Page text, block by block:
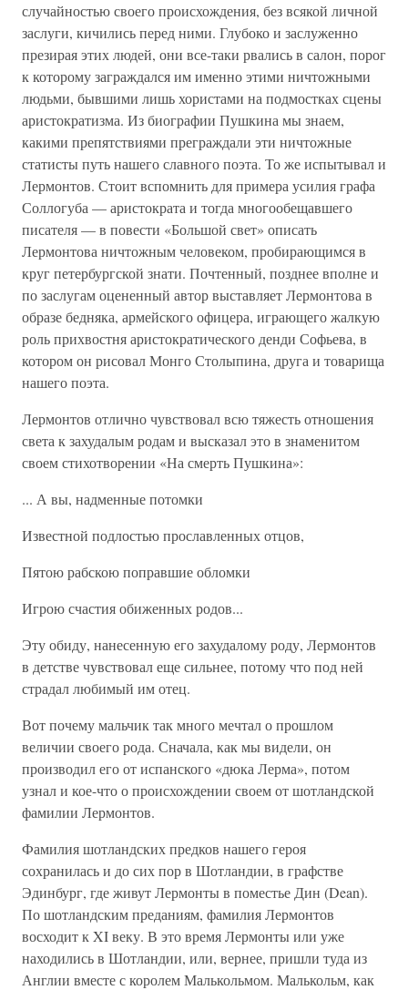
случайностью своего происхождения, без всякой личной
заслуги, кичились перед ними. Глубоко и заслуженно
презирая этих людей, они все-таки рвались в салон, порог
к которому заграждался им именно этими ничтожными
людьми, бывшими лишь хористами на подмостках сцены
аристократизма. Из биографии Пушкина мы знаем,
какими препятствиями преграждали эти ничтожные
статисты путь нашего славного поэта. То же испытывал и
Лермонтов. Стоит вспомнить для примера усилия графа
Соллогуба — аристократа и тогда многообещавшего
писателя — в повести «Большой свет» описать
Лермонтова ничтожным человеком, пробирающимся в
круг петербургской знати. Почтенный, позднее вполне и
по заслугам оцененный автор выставляет Лермонтова в
образе бедняка, армейского офицера, играющего жалкую
роль прихвостня аристократического денди Софьева, в
котором он рисовал Монго Столыпина, друга и товарища
нашего поэта.
Лермонтов отлично чувствовал всю тяжесть отношения
света к захудалым родам и высказал это в знаменитом
своем стихотворении «На смерть Пушкина»:
... А вы, надменные потомки
Известной подлостью прославленных отцов,
Пятою рабскою поправшие обломки
Игрою счастия обиженных родов...
Эту обиду, нанесенную его захудалому роду, Лермонтов
в детстве чувствовал еще сильнее, потому что под ней
страдал любимый им отец.
Вот почему мальчик так много мечтал о прошлом
величии своего рода. Сначала, как мы видели, он
производил его от испанского «дюка Лерма», потом
узнал и кое-что о происхождении своем от шотландской
фамилии Лермонтов.
Фамилия шотландских предков нашего героя
сохранилась и до сих пор в Шотландии, в графстве
Эдинбург, где живут Лермонты в поместье Дин (Dean).
По шотландским преданиям, фамилия Лермонтов
восходит к XI веку. В это время Лермонты или уже
находились в Шотландии, или, вернее, пришли туда из
Англии вместе с королем Малькольмом. Малькольм, как